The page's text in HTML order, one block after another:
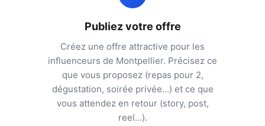
Publiez votre offre
Créez une offre attractive pour les
influenceurs de Montpellier. Précisez ce
que vous proposez (repas pour 2,
dégustation, soirée privée...) et ce que
vous attendez en retour (story, post,
reel...).